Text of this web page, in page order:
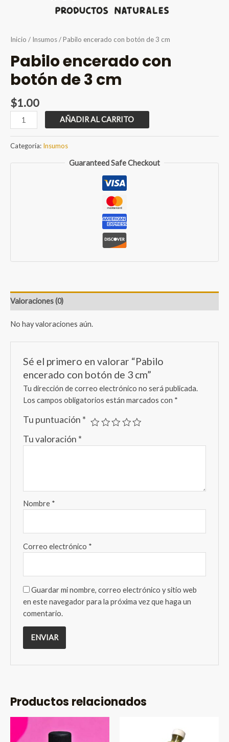
Inicio / Insumos/ Pabilo encerado con botón de 3 cm
Pabilo encerado con
botón de 3 cm
$1.00
Pabilo
encerado
botón
de
AÑADIR AL CARRITO
Categoría: Insumos
Guaranteed Safe Checkout
Valoraciones (0)
No hay valoraciones aún.
Sé el primero en valorar “Pabilo
encerado con botón de 3 cm”
Tu dirección de correo electrónico no será publicada.
Los campos obligatorios están marcados con *
Tu puntuación *
Tu valoración *
Nombre *
Correo electrónico *
Guardar mi nombre, correo electrónico y sitio web
en este navegador para la próxima vez que haga un
comentario.
Productos relacionados